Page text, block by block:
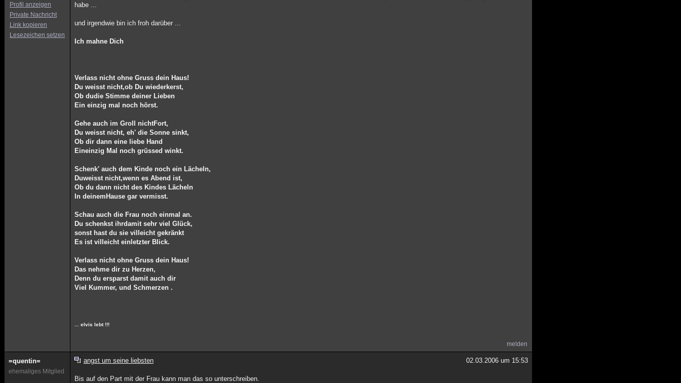
Profil anzeigen
Private Nachricht
Link kopieren
Lesezeichen setzen
habe ...
und irgendwie bin ich froh darüber ...
Ich mahne Dich
Verlass nicht ohne Gruss dein Haus!
Du weisst nicht,ob Du wiederkerst,
Ob dudie Stimme deiner Lieben
Ein einzig mal noch hörst.
Gehe auch im Groll nichtFort,
Du weisst nicht, eh' die Sonne sinkt,
Ob dir dann eine liebe Hand
Eineinzig Mal noch grüssed winkt.
Schenk' auch dem Kinde noch ein Lächeln,
Duweisst nicht,wenn es Abend ist,
Ob du dann nicht des Kindes Lächeln
In deinemHause gar vermisst.
Schau auch die Frau noch einmal an.
Du schenkst ihrdamit sehr viel Glück,
sonst hast du sie villeicht gekränkt
Es ist villeicht einletzter Blick.
Verlass nicht ohne Gruss dein Haus!
Das nehme dir zu Herzen,
Denn du ersparst damit auch dir
Viel Kummer, und Schmerzen .
... elvis lebt !!!
melden
=quentin=
ehemaliges Mitglied
angst um seine liebsten 02.03.2006 um 15:53
Bis auf den Part mit der Frau kann man das so unterschreiben.